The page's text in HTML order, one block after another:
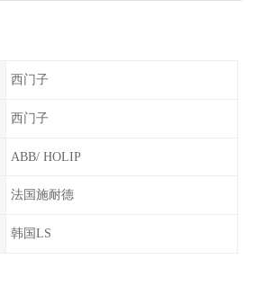
西门子
西门子
ABB/ HOLIP
法国施耐德
韩国LS